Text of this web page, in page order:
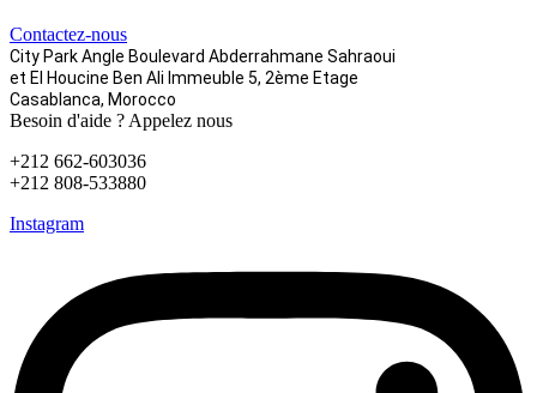
Contactez-nous
City Park Angle Boulevard Abderrahmane Sahraoui
et El Houcine Ben Ali Immeuble 5, 2ème Etage
Casablanca, Morocco
Besoin d'aide ? Appelez nous
+212 662-603036
+212 808-533880
Instagram